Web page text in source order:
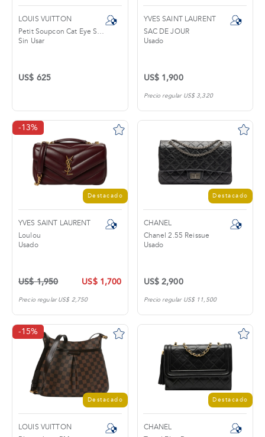
LOUIS VUITTON
Petit Soupcon Cat Eye Sunglasses
Sin Usar
US$ 625
YVES SAINT LAURENT
SAC DE JOUR
Usado
US$ 1,900
Precio regular US$ 3,320
-13%
Destacado
YVES SAINT LAURENT
Loulou
Usado
US$ 1,950 US$ 1,700
Precio regular US$ 2,750
Destacado
CHANEL
Chanel 2.55 Reissue
Usado
US$ 2,900
Precio regular US$ 11,500
-15%
Destacado
LOUIS VUITTON
Destacado
CHANEL